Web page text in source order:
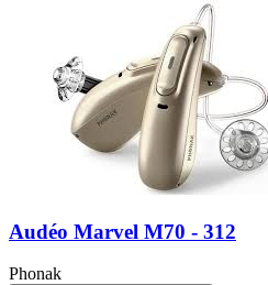
Audéo Marvel M70 - 312
Phonak